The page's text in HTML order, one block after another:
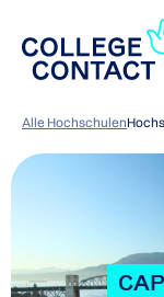
Alle Hochschulen